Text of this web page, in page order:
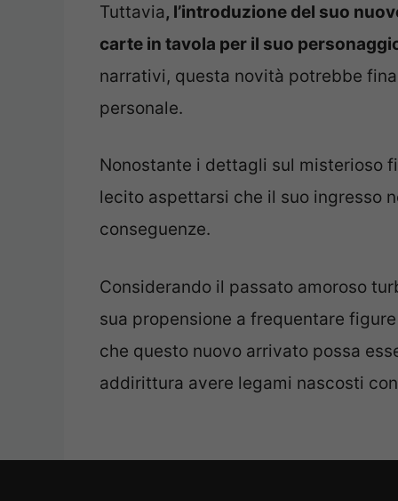
Tuttavia, l’introduzione del suo
carte in tavola per il suo
narrativi, questa novità potrebbe
personale.
Nonostante i dettagli sul misterioso
lecito aspettarsi che il suo ingresso
conseguenze.
Considerando il passato amoroso
sua propensione a frequentare
che questo nuovo arrivato possa
addirittura avere legami nascosti